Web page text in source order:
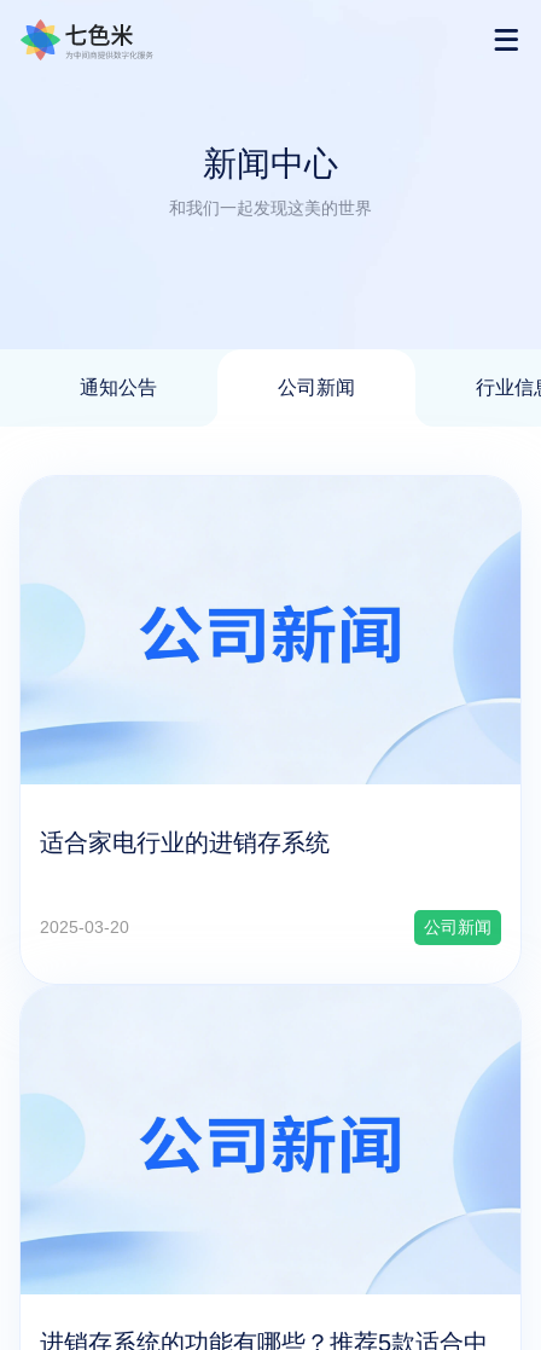
新闻中心
和我们一起发现这美的世界
通知公告 公司新闻 行业信
适合家电行业的进销存系统
2025-03-20 公司新闻
进销存系统的功能有哪些？推荐5款适合中